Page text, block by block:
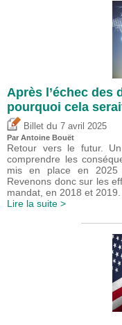
Après l’échec des
pourquoi cela
Billet du 7 avril 2025
Par Antoine Bouët
Retour vers le futur.
comprendre les
mis en place en 2025
Revenons donc sur les
mandat, en 2018 et 2019.
Lire la suite >